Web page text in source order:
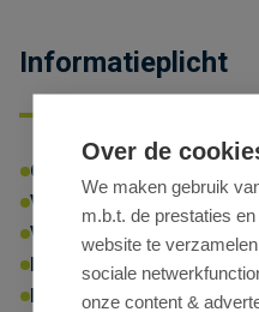
Informatieplicht
Omgevingsvergunning:
Voorkooprecht:
Verkavelingsvergunning:
Maatregelenregister:
Bestemming:
Over de
We maken gebruik
m.b.t. de prestaties
website te
sociale
onze content &